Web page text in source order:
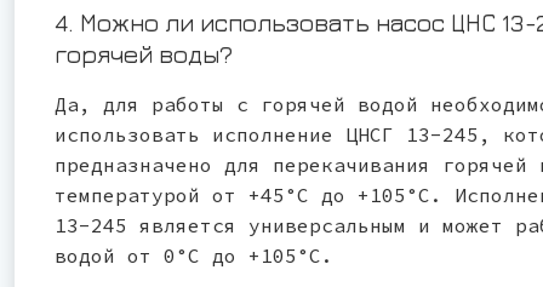
4. Можно ли использовать насос ЦНС 13-
горячей воды?
Да, для работы с горячей водой
использовать исполнение ЦНСГ 13-245,
предназначено для перекачивания горячей
температурой от +45°С до +105°С.
13-245 является универсальным и может
водой от 0°С до +105°С.